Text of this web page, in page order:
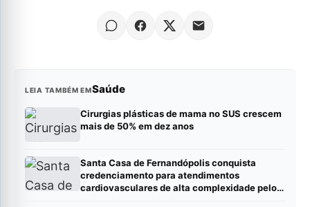
LEIA TAMBÉM EMSaúde
Cirurgias plásticas de mama no SUS crescem
mais de 50% em dez anos
Santa Casa de Fernandópolis conquista
credenciamento para atendimentos
cardiovasculares de alta complexidade pelo